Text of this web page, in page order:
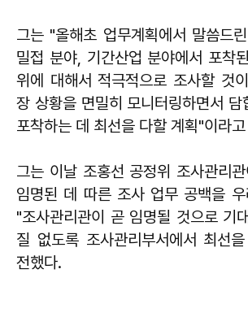
그는 "올해초 업무계획에서 말씀드
밀접 분야, 기간산업 분야에서 포착
위에 대해서 적극적으로 조사할 것
장 상황을 면밀히 모니터링하면서 담
포착하는 데 최선을 다할 계획"이라
그는 이날 조홍선 공정위 조사관리
임명된 데 따른 조사 업무 공백을
"조사관리관이 곧 임명될 것으로 기
질 없도록 조사관리부서에서 최선
전했다.